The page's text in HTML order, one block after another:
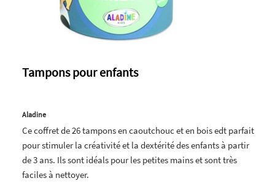
Tampons pour enfants
Aladine
Ce coffret de 26 tampons en caoutchouc et en bois edt parfait
pour stimuler la créativité et la dextérité des enfants à partir
de 3 ans. Ils sont idéals pour les petites mains et sont très
faciles à nettoyer.